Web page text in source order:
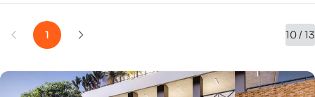
1 10 / 13